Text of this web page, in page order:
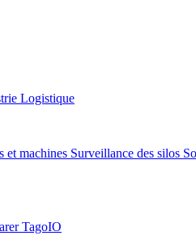
Logistique
et machines Surveillance des silos
TagoIO